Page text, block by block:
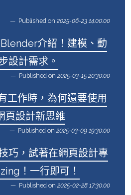
Published on 2025-06-23 14:00:00
介紹！建模、動
設計需求。
Published on 2025-03-15 20:30:00
工作時，為何還要使用
頁設計新思維
Published on 2025-03-09 19:30:00
巧，試著在網頁設計專
！一行即可！
Published on 2025-02-28 17:30:00